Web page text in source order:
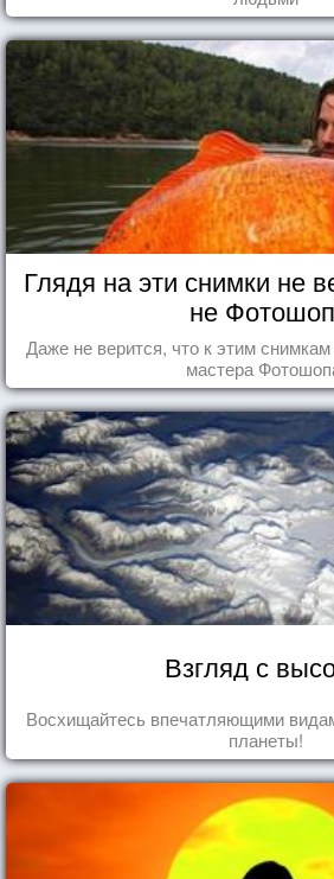
Глядя на эти снимки не
не
Даже не верится, что к этим
мастера
Взгляд с
Восхищайтесь впечатляющими
планеты!